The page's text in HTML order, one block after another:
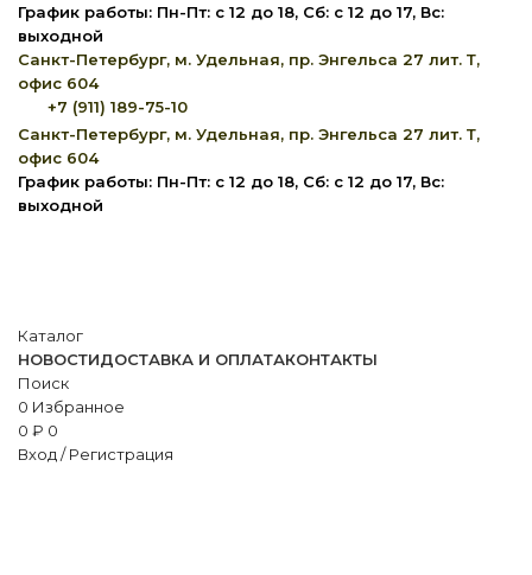
График работы: Пн-Пт: с 12 до 18, Сб: с 12 до 17, Вс:
выходной
Санкт-Петербург, м. Удельная, пр. Энгельса 27 лит. Т,
офис 604
+7 (911) 189-75-10
Санкт-Петербург, м. Удельная, пр. Энгельса 27 лит. Т,
офис 604
График работы: Пн-Пт: с 12 до 18, Сб: с 12 до 17, Вс:
выходной
Каталог
НОВОСТИДОСТАВКА И ОПЛАТАКОНТАКТЫ
Поиск
0 Избранное
0 ₽ 0
Вход / Регистрация